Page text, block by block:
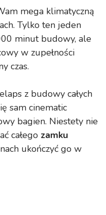
mega klimatyczną
Tylko ten jeden
minut budowy, ale
w zupełności
czas.
z budowy całych
sam cinematic
bagien. Niestety nie
całego zamku
ukończyć go w